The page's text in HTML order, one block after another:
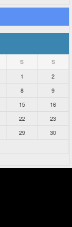
S S
1
2
8
9
15
16
22
23
29
30